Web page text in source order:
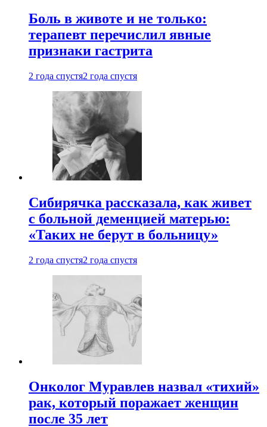
Боль в животе и не только:
терапевт перечислил явные
признаки гастрита
2 года спустя2 года спустя
Сибирячка рассказала, как живет
с больной деменцией матерью:
«Таких не берут в больницу»
2 года спустя2 года спустя
Онколог Муравлев назвал «тихий»
рак, который поражает женщин
после 35 лет